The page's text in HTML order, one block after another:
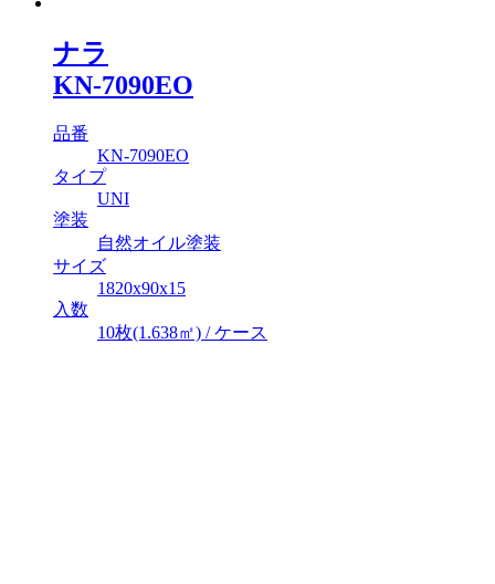
ナラ
KN-7090EO
品番
KN-7090EO
タイプ
UNI
塗装
自然オイル塗装
サイズ
1820x90x15
入数
10枚(1.638㎡) / ケース